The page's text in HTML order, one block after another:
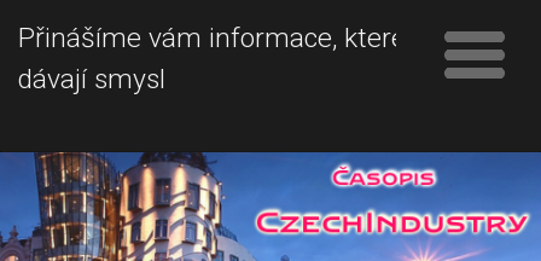
Přinášíme vám informace, které
dávají smysl